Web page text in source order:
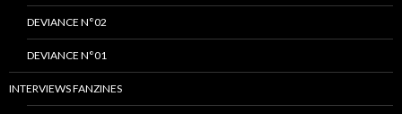
DEVIANCE N°02
DEVIANCE N°01
INTERVIEWS FANZINES